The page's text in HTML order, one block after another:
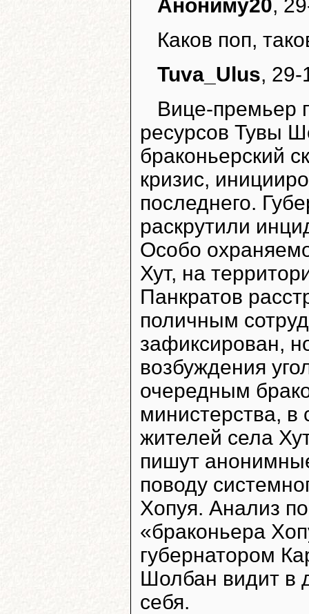
Анониму20,
Каков поп,
Tuva_Ulus, 29-
Вице-премьер
ресурсов Тувы
браконьерский
кризис,
последнего.
раскрутили
Особо
Хут, на
Панкратов
поличным
зафиксирован,
возбуждения
очередным
министерства, в
жителей села
пишут
поводу
Хопуя. Анализ
«браконьера
губернатором
Шолбан видит в
себя.